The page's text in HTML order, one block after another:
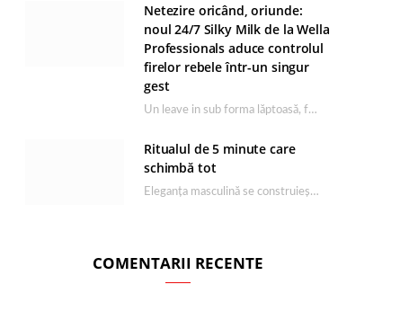
Netezire oricând, oriunde:
noul 24/7 Silky Milk de la Wella
Professionals aduce controlul
firelor rebele într-un singur
gest
Un leave in sub forma lăptoasă, fără clătire care completează rutina Ultimate Smooth și transformă…
Ritualul de 5 minute care
schimbă tot
Eleganța masculină se construiește dimineața, în câteva minute și cu produsele potrivite. O rutină de…
COMENTARII RECENTE